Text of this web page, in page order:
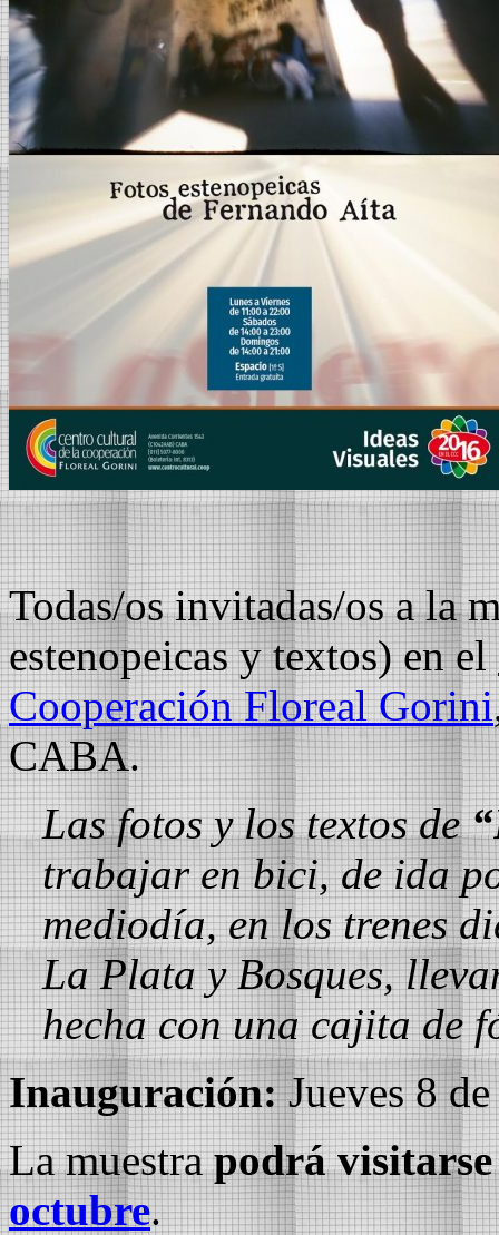
Todas/os invitadas/os a la
estenopeicas y textos) en el
Cooperación Floreal Gorini
CABA.
Las fotos y los textos de
trabajar en bici, de ida
mediodía, en los trenes
La Plata y Bosques,
hecha con una cajita de
Inauguración:Jueves 8
La muestrapodrá
octubre.